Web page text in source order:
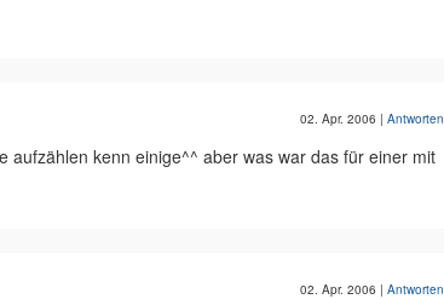
02. Apr. 2006 | Antworten
aufzählen kenn einige^^ aber was war das für einer mit
02. Apr. 2006 | Antworten